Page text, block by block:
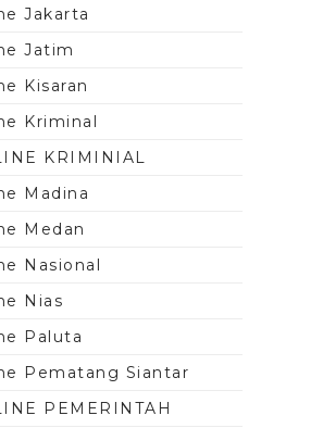
Jakarta
Jatim
Kisaran
Kriminal
KRIMINIAL
Madina
Medan
Nasional
Nias
Paluta
Pematang Siantar
PEMERINTAH